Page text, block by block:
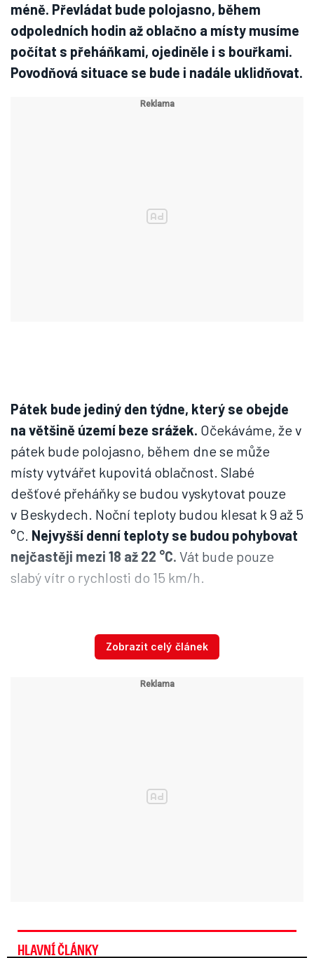
méně. Převládat bude polojasno, během
odpoledních hodin až oblačno a místy musíme
počítat s přeháňkami, ojediněle i s bouřkami.
Povodňová situace se bude i nadále uklidňovat.
Pátek bude jediný den týdne, který se obejde
na většině území beze srážek. Očekáváme, že v
pátek bude polojasno, během dne se může
místy vytvářet kupovitá oblačnost. Slabé
dešťové přeháňky se budou vyskytovat pouze
v Beskydech. Noční teploty budou klesat k 9 až 5
°C. Nejvyšší denní teploty se budou pohybovat
nejčastěji mezi 18 až 22 °C. Vát bude pouze
slabý vítr o rychlosti do 15 km/h.
Víkendové počasí nás bude lákat do
V sobotu bude přes naše území přecházet
dohlednost. Noční teploty budou klesat na 11 až
V Česku hrozí povodně, sledujte
Zobrazit celý článek
HLAVNÍ ČLÁNKY